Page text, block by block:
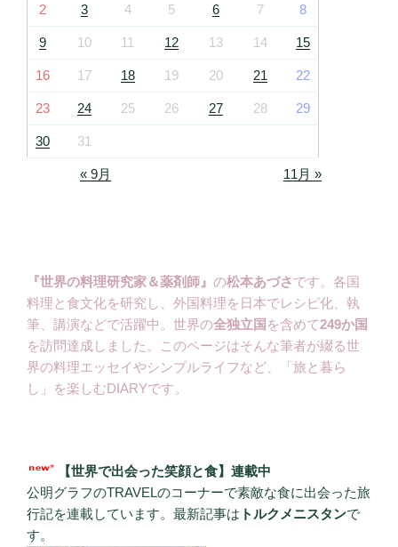
2 3 4 5 6 7 8
9 10 11 12 13 14 15
16 17 18 19 20 21 22
23 24 25 26 27 28 29
30 31
« 9月 11月 »
『世界の料理研究家＆薬剤師』 の松本あづさです。各国
料理と食文化を研究し、外国料理を日本でレシピ化、執
筆、講演などで活躍中。世界の全独立国 を含めて249か国
を訪問達成しました。このページはそんな筆者が綴る世
界の料理エッセイやシンプルライフなど、「旅と暮ら
し」を楽しむDIARYです。
【世界で出会った笑顔と食】連載中
公明グラフのTRAVELのコーナーで素敵な食に出会った旅
行記を連載しています。最新記事は トルクメニスタンで
す。